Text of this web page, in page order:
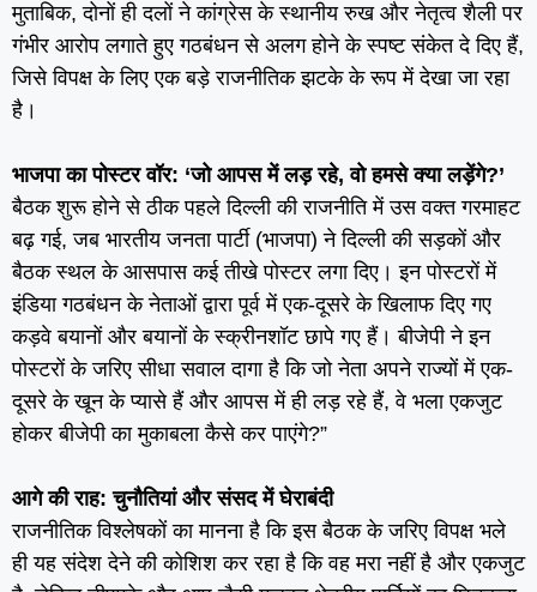
मुताबिक, दोनों ही दलों ने कांग्रेस के स्थानीय रुख और नेतृत्व शैली पर
गंभीर आरोप लगाते हुए गठबंधन से अलग होने के स्पष्ट संकेत दे दिए हैं,
जिसे विपक्ष के लिए एक बड़े राजनीतिक झटके के रूप में देखा जा रहा
है।
भाजपा का पोस्टर वॉर: ‘जो आपस में लड़ रहे, वो हमसे क्या लड़ेंगे?’
बैठक शुरू होने से ठीक पहले दिल्ली की राजनीति में उस वक्त गरमाहट
बढ़ गई, जब भारतीय जनता पार्टी (भाजपा) ने दिल्ली की सड़कों और
बैठक स्थल के आसपास कई तीखे पोस्टर लगा दिए। इन पोस्टरों में
इंडिया गठबंधन के नेताओं द्वारा पूर्व में एक-दूसरे के खिलाफ दिए गए
कड़वे बयानों और बयानों के स्क्रीनशॉट छापे गए हैं। बीजेपी ने इन
पोस्टरों के जरिए सीधा सवाल दागा है कि जो नेता अपने राज्यों में एक-
दूसरे के खून के प्यासे हैं और आपस में ही लड़ रहे हैं, वे भला एकजुट
होकर बीजेपी का मुकाबला कैसे कर पाएंगे?”
आगे की राह: चुनौतियां और संसद में घेराबंदी
राजनीतिक विश्लेषकों का मानना है कि इस बैठक के जरिए विपक्ष भले
ही यह संदेश देने की कोशिश कर रहा है कि वह मरा नहीं है और एकजुट